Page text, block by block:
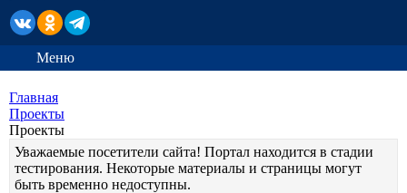
Меню
Главная
Проекты
Проекты
Уважаемые посетители сайта! Портал находится в стадии
тестирования. Некоторые материалы и страницы могут
быть временно недоступны.